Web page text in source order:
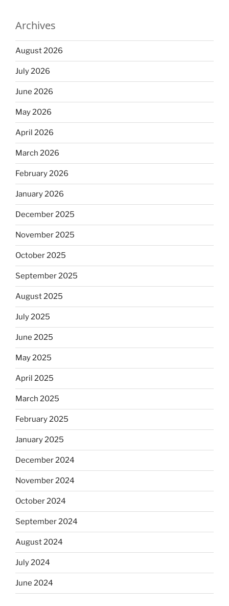
Archives
August 2026
July 2026
June 2026
May 2026
April 2026
March 2026
February 2026
January 2026
December 2025
November 2025
October 2025
September 2025
August 2025
July 2025
June 2025
May 2025
April 2025
March 2025
February 2025
January 2025
December 2024
November 2024
October 2024
September 2024
August 2024
July 2024
June 2024